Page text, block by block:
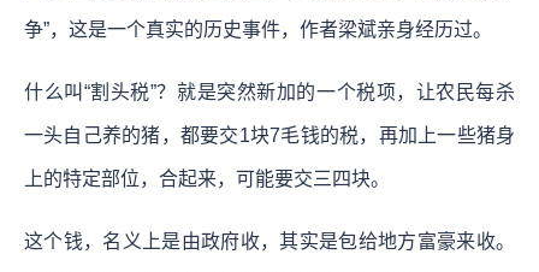
争”，这是一个真实的历史事件，作者梁斌亲身经历过。
什么叫“割头税”？就是突然新加的一个税项，让农民每杀
一头自己养的猪，都要交1块7毛钱的税，再加上一些猪身
上的特定部位，合起来，可能要交三四块。
这个钱，名义上是由政府收，其实是包给地方富豪来收。